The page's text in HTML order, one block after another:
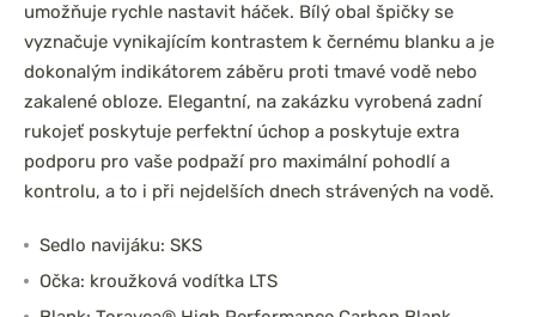
umožňuje rychle nastavit háček. Bílý obal špičky se
vyznačuje vynikajícím kontrastem k černému blanku a je
dokonalým indikátorem záběru proti tmavé vodě nebo
zakalené obloze. Elegantní, na zakázku vyrobená zadní
rukojeť poskytuje perfektní úchop a poskytuje extra
podporu pro vaše podpaží pro maximální pohodlí a
kontrolu, a to i při nejdelších dnech strávených na vodě.
Sedlo navijáku: SKS
Očka: kroužková vodítka LTS